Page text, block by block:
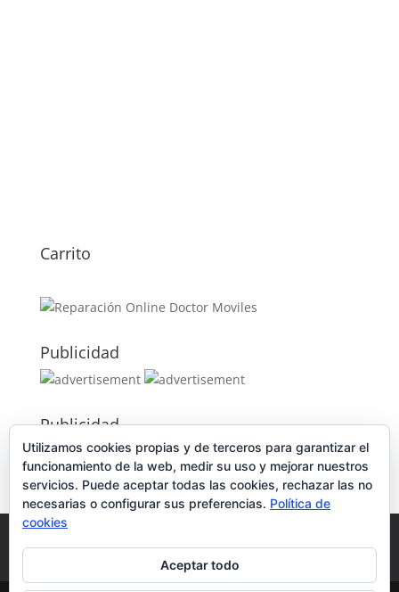
Carrito
Publicidad
Publicidad
Tienda Carrito
Utilizamos cookies propias y de terceros para garantizar el
funcionamiento de la web, medir su uso y mejorar nuestros
servicios. Puede aceptar todas las cookies, rechazar las no
necesarias o configurar sus preferencias. Política de
cookies
Aceptar todo